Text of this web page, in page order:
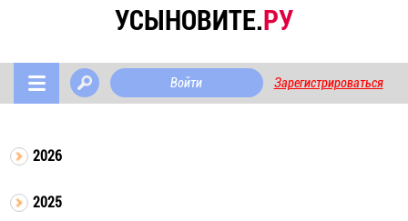
УСЫНОВИТЕ.РУ
Войти Зарегистрироваться
2026
2025